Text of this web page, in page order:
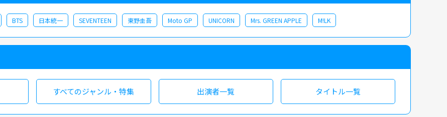
BTS 日本統一 SEVENTEEN 東野圭吾 Moto GP UNICORN Mrs. GREEN APPLE M!LK
すべてのジャンル・特集 出演者一覧 タイトル一覧